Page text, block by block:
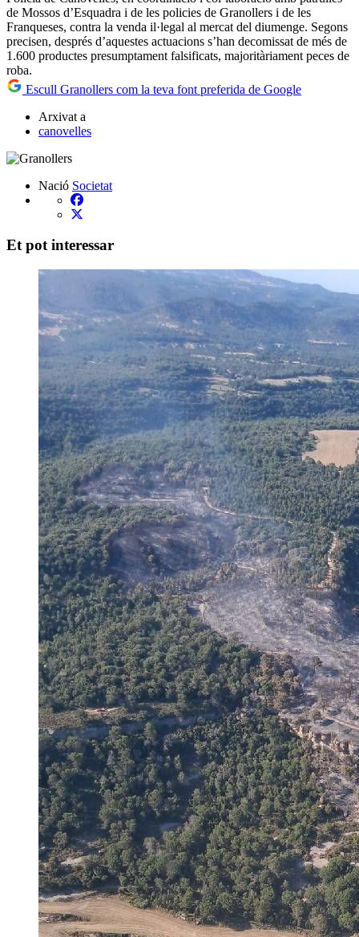
de Mossos d’Esquadra i de les policies de Granollers i de les
Franqueses, contra la venda il·legal al mercat del diumenge. Segons
precisen, després d’aquestes actuacions s’han decomissat de més de
1.600 productes presumptament falsificats, majoritàriament peces de
roba.
Escull Granollers com la teva font preferida de Google
Arxivat a
canovelles
Nació Societat
Et pot interessar